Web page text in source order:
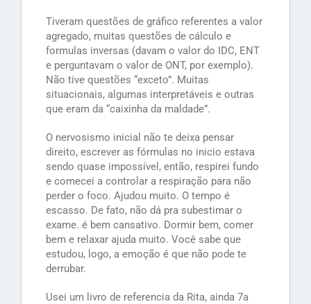
Tiveram questões de gráfico referentes a valor
agregado, muitas questões de cálculo e
formulas inversas (davam o valor do IDC, ENT
e perguntavam o valor de ONT, por exemplo).
Não tive questões “exceto”. Muitas
situacionais, algumas interpretáveis e outras
que eram da “caixinha da maldade”.
O nervosismo inicial não te deixa pensar
direito, escrever as fórmulas no inicio estava
sendo quase impossível, então, respirei fundo
e comecei a controlar a respiração para não
perder o foco. Ajudou muito. O tempo é
escasso. De fato, não dá pra subestimar o
exame. é bem cansativo. Dormir bem, comer
bem e relaxar ajuda muito. Você sabe que
estudou, logo, a emoção é que não pode te
derrubar.
Usei um livro de referencia da Rita, ainda 7a